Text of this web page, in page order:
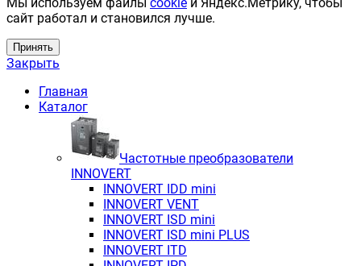
сайт работал и становился лучше.
Принять
Закрыть
Главная
Каталог
Частотные преобразователи
INNOVERT
INNOVERT IDD mini
INNOVERT VENT
INNOVERT ISD mini
INNOVERT ISD mini PLUS
INNOVERT ITD